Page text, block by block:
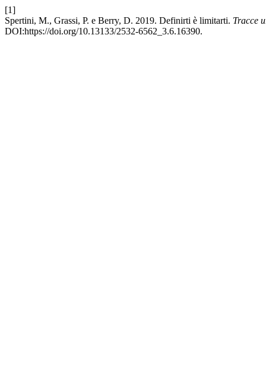
[1]
Spertini, M., Grassi, P. e Berry, D. 2019. Definirti è limitarti. Tracce
DOI:https://doi.org/10.13133/2532-6562_3.6.16390.